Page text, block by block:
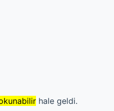
hale geldi.